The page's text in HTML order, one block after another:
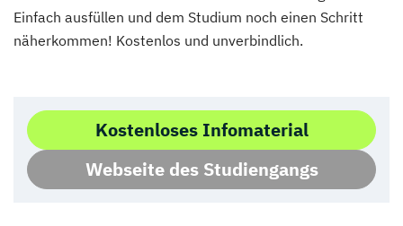
Einfach ausfüllen und dem Studium noch einen Schritt
näherkommen! Kostenlos und unverbindlich.
Kostenloses Infomaterial
Webseite des Studiengangs